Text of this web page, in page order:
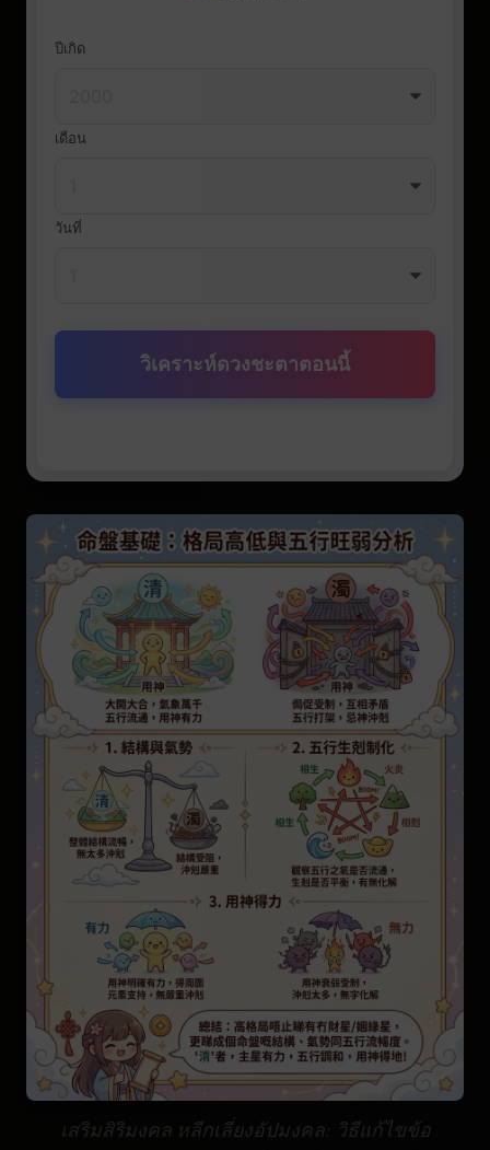
ปีเกิด
เดือน
วันที่
วิเคราะห์ดวงชะตาตอนนี้
พื้นฐานดวงชะตา: วิเคราะห์ระดับโครงสร้าง
และความเข้มแข็งของธาตุทั้งห้า
การประยุกต์ใช้ในชีวิต: ความลับแห่งการงาน
โชคลาภ และสัญญาณเตือนสุขภาพ
แนวทางความรัก: โอกาสและช่วงเวลาแห่ง
ความรุ่งเรืองของความรักและเสน่ห์
เสริมสิริมงคล หลีกเลี่ยงอัปมงคล: วิธีแก้ไขข้อ